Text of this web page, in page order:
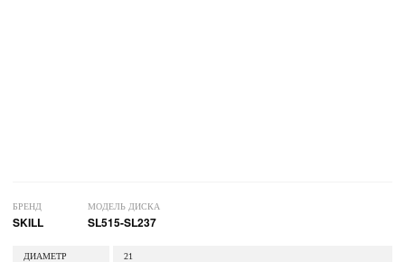
БРЕНД
SKILL
МОДЕЛЬ ДИСКА
SL515-SL237
ДИАМЕТР 21